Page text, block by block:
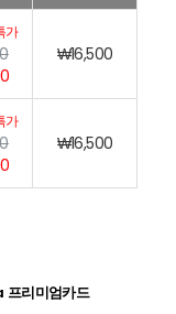
가
₩16,500
가
₩16,500
프리미엄카드